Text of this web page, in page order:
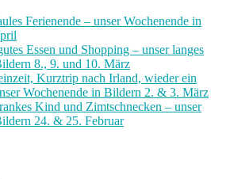
Ferienende – unser Wochenende in
Essen und Shopping – unser langes
8., 9. und 10. März
Kurztrip nach Irland, wieder ein
Wochenende in Bildern 2. & 3. März
Kind und Zimtschnecken – unser
24. & 25. Februar